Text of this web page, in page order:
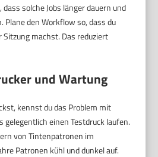
solche Jobs länger dauern und
Plane den Workflow so, dass du
machst. Das reduziert
und Wartung
kennst du das Problem mit
gelegentlich einen Testdruck laufen.
von Tintenpatronen im
Patronen kühl und dunkel auf.